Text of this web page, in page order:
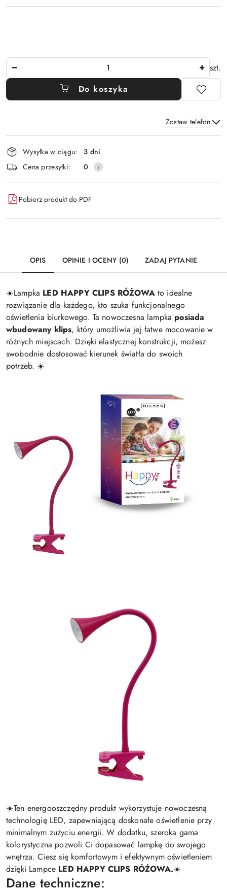
szt.
Do koszyka
Zostaw telefon
Wyślij
Dostępność
i
dostawa
Wysyłka w ciągu:
3 dni
Cena przesyłki:
0
Pobierz produkt do PDF
OPIS OPINIE I OCENY (0) ZADAJ PYTANIE
☀️Lampka LED HAPPY CLIPS RÓŻOWAto idealne
rozwiązanie dla każdego, kto szuka funkcjonalnego
oświetlenia biurkowego. Ta nowoczesna lampka posiada
wbudowany klips, który umożliwia jej łatwe mocowanie w
różnych miejscach. Dzięki elastycznej konstrukcji, możesz
swobodnie dostosować kierunek światła do swoich
potrzeb. ☀️
☀️Ten energooszczędny produkt wykorzystuje nowoczesną
technologię LED, zapewniającą doskonałe oświetlenie przy
minimalnym zużyciu energii. W dodatku, szeroka gama
kolorystyczna pozwoli Ci dopasować lampkę do swojego
wnętrza. Ciesz się komfortowym i efektywnym oświetleniem
dzięki Lampce LED HAPPY CLIPS RÓŻOWA.☀️
Dane techniczne: